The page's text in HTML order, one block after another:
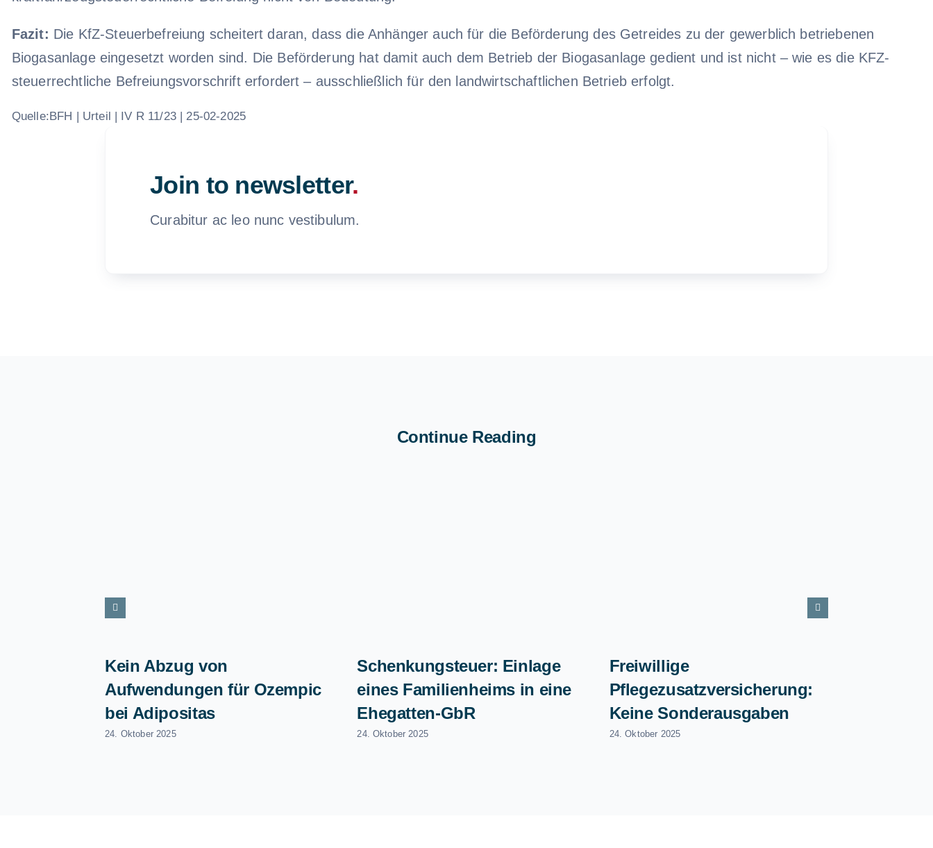
Fazit: Die KfZ-Steuerbefreiung scheitert daran, dass die Anhänger auch für die Beförderung des Getreides zu der gewerblich betriebenen
Biogasanlage eingesetzt worden sind. Die Beförderung hat damit auch dem Betrieb der Biogasanlage gedient und ist nicht – wie es die KFZ-
steuerrechtliche Befreiungsvorschrift erfordert – ausschließlich für den landwirtschaftlichen Betrieb erfolgt.
Quelle:BFH | Urteil | IV R 11/23 | 25-02-2025
Join to newsletter.
Curabitur ac leo nunc vestibulum.
Continue Reading
Kein Abzug von
Aufwendungen für Ozempic
bei Adipositas
24. Oktober 2025
Schenkungsteuer: Einlage
eines Familienheims in eine
Ehegatten-GbR
24. Oktober 2025
Freiwillige
Pflegezusatzversicherung:
Keine Sonderausgaben
24. Oktober 2025